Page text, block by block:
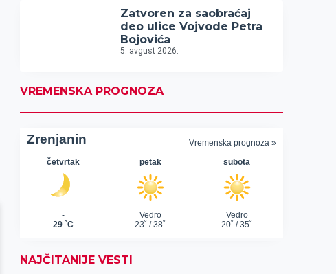
Zatvoren za saobraćaj
deo ulice Vojvode Petra
Bojovića
5. avgust 2026.
VREMENSKA PROGNOZA
NAJČITANIJE VESTI